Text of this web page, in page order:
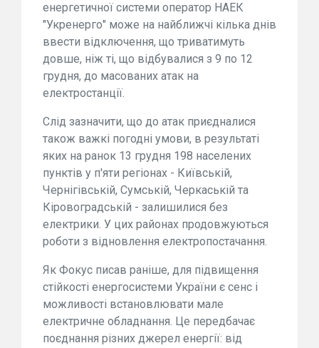
енергетичної системи оператор НАЕК
"Укренерго" може на найближчі кілька днів
ввести відключення, що триватимуть
довше, ніж ті, що відбувалися з 9 по 12
грудня, до масованих атак на
електростанції.
Слід зазначити, що до атак приєдналися
також важкі погодні умови, в результаті
яких на ранок 13 грудня 198 населених
пунктів у п'яти регіонах - Київській,
Чернігівській, Сумській, Черкаській та
Кіровоградській - залишилися без
електрики. У цих районах продовжуються
роботи з відновлення електропостачання.
Як Фокус писав раніше, для підвищення
стійкості енергосистеми України є сенс і
можливості встановлювати мале
електричне обладнання. Це передбачає
поєднання різних джерел енергії: від